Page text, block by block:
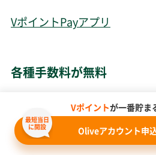
Vポイントが一番貯ま
最短当日
に開設
Oliveアカウント申
VポイントPayアプリ
各種手数料が無料
Oliveアカウントでは、以下
を利用できます。